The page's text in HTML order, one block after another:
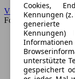
VW
Forum
Cookies,
Kennungen
generierte
unterstützte
gespeichert